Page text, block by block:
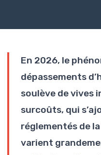
En 2026, le
dépassements
soulève de vives
surcoûts, qui
réglementés de
varient